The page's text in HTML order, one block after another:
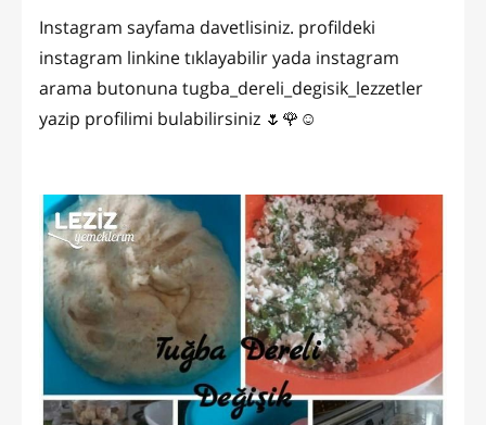
Instagram sayfama davetlisiniz. profildeki
instagram linkine tıklayabilir yada instagram
arama butonuna tugba_dereli_degisik_lezzetler
yazip profilimi bulabilirsiniz 🌷🌹☺